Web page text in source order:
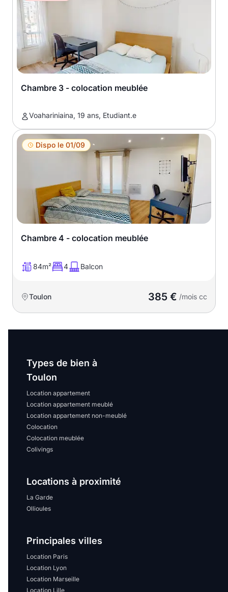
Chambre 3 - colocation meublée
Voahariniaina, 19 ans, Etudiant.e
Dispo le 01/09
Chambre 4 - colocation meublée
84m² 4 Balcon
Toulon 385 € /mois cc
Types de bien à
Toulon
Location appartement
Location appartement meublé
Location appartement non-meublé
Colocation
Colocation meublée
Colivings
Locations à proximité
La Garde
Ollioules
Principales villes
Location Paris
Location Lyon
Location Marseille
Location Lille